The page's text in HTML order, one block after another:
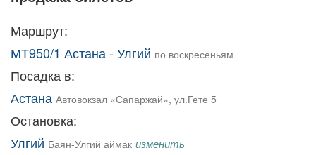
Маршрут:
МТ950/1 Астана - Улгий по воскресеньям
Посадка в:
Астана Автовокзал «Сапаржай», ул.Гете 5
Остановка:
Улгий Баян-Улгий аймак изменить